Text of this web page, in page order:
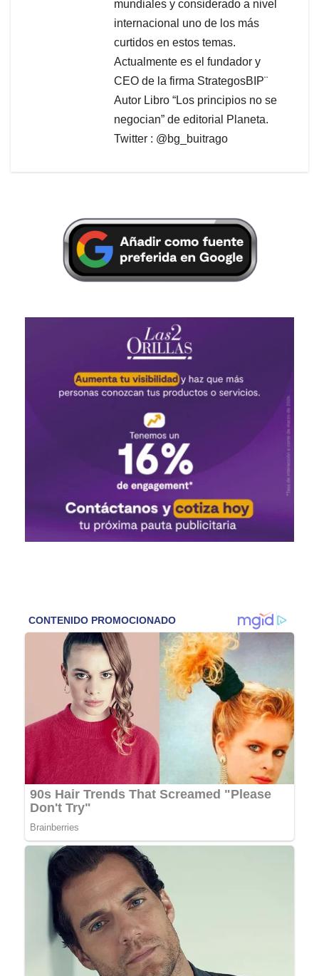
mundiales y considerado a nivel
internacional uno de los más
curtidos en estos temas.
Actualmente es el fundador y
CEO de la firma StrategosBIP¨
Autor Libro “Los principios no se
negocian” de editorial Planeta.
Twitter : @bg_buitrago